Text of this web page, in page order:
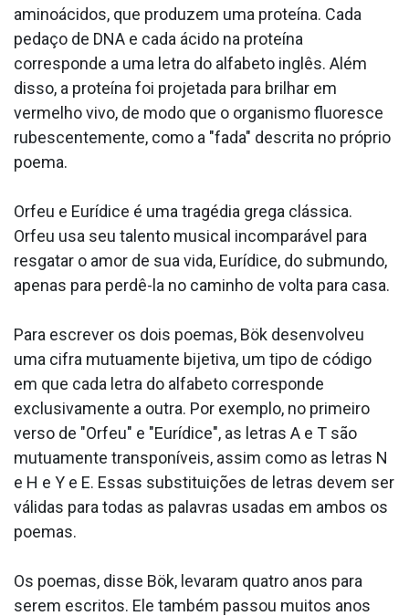
aminoácidos, que produzem uma proteína. Cada
pedaço de DNA e cada ácido na proteína
corresponde a uma letra do alfabeto inglês. Além
disso, a proteína foi projetada para brilhar em
vermelho vivo, de modo que o organismo fluoresce
rubescentemente, como a "fada" descrita no próprio
poema.
Orfeu e Eurídice é uma tragédia grega clássica.
Orfeu usa seu talento musical incomparável para
resgatar o amor de sua vida, Eurídice, do submundo,
apenas para perdê-la no caminho de volta para casa.
Para escrever os dois poemas, Bök desenvolveu
uma cifra mutuamente bijetiva, um tipo de código
em que cada letra do alfabeto corresponde
exclusivamente a outra. Por exemplo, no primeiro
verso de "Orfeu" e "Eurídice", as letras A e T são
mutuamente transponíveis, assim como as letras N
e H e Y e E. Essas substituições de letras devem ser
válidas para todas as palavras usadas em ambos os
poemas.
Os poemas, disse Bök, levaram quatro anos para
serem escritos. Ele também passou muitos anos